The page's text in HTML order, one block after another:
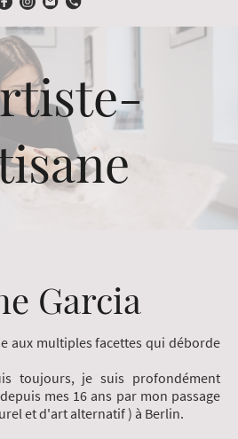
Garcia
aux multiples facettes qui déborde
toujours, je suis profondément
mes 16 ans par mon passage
et d'art alternatif ) à Berlin.